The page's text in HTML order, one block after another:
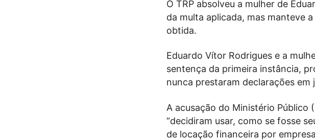
O TRP absolveu a mulher de
da multa aplicada, mas manteve
obtida.
Eduardo Vítor Rodrigues e a
sentença da primeira instância,
nunca prestaram declarações em
A acusação do Ministério Público
“decidiram usar, como se fosse
de locação financeira por